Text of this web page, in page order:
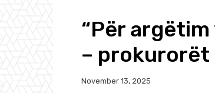
“Për
– prokurorët
November 13, 2025